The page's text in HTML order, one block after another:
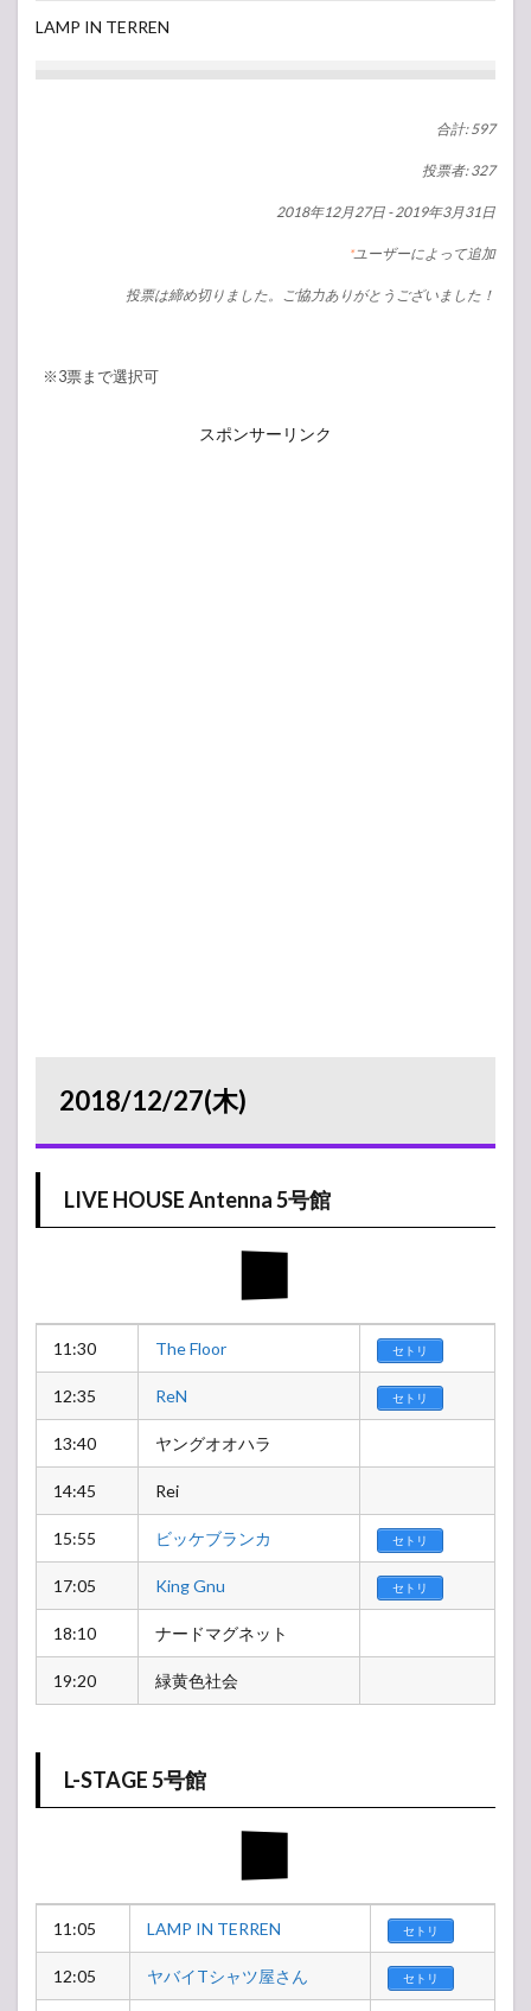
LAMP IN TERREN
合計: 597
投票者: 327
2018年12月27日 -2019年3月31日
*ユーザーによって追加
投票は締め切りました。ご協力ありがとうございました！
※3票まで選択可
スポンサーリンク
2018/12/27(木)
LIVE HOUSE Antenna 5号館
11:30 The Floor セトリ
12:35 ReN セトリ
13:40 ヤングオオハラ
14:45 Rei
15:55 ビッケブランカ セトリ
17:05 King Gnu セトリ
18:10 ナードマグネット
19:20 緑黄色社会
L-STAGE 5号館
11:05 LAMP IN TERREN セトリ
12:05 ヤバイTシャツ屋さん セトリ